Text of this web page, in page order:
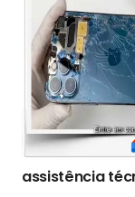
assistência